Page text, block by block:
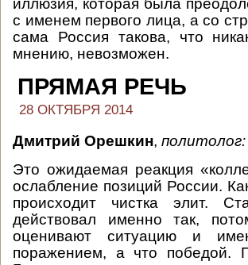
иллюзия, которая была
с именем первого лица, а со
сама Россия такова, что
мнению, невозможен.
ПРЯМАЯ РЕЧЬ
28 ОКТЯБРЯ 2014
Дмитрий Орешкин, политолог:
Это ожидаемая реакция
ослабление позиций России.
происходит чистка элит.
действовал именно так,
оценивают ситуацию и
поражением, а что победой.